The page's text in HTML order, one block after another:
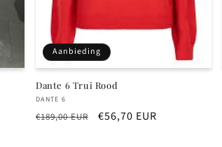
Aanbieding
Dante 6 Trui Rood
Verkoper:
DANTE 6
Normale
€189,00 EUR Aanbiedingsprijs
€56,70 EUR